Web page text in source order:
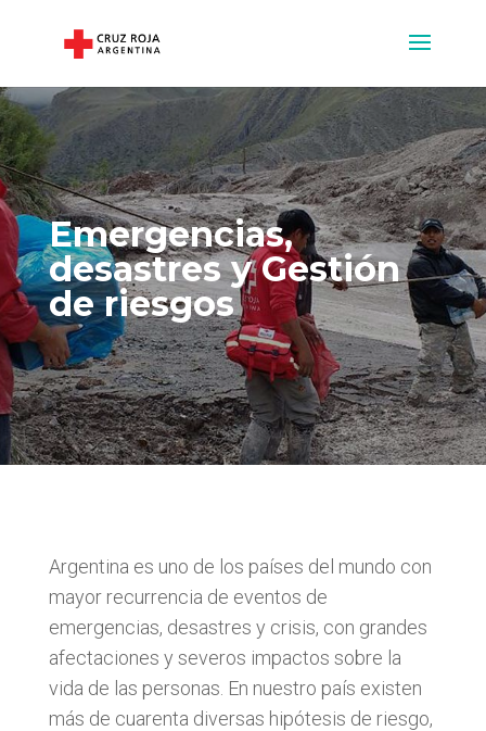
Emergencias,
desastres y Gestión
de riesgos
Argentina es uno de los países del mundo con
mayor recurrencia de eventos de
emergencias, desastres y crisis, con grandes
afectaciones y severos impactos sobre la
vida de las personas. En nuestro país existen
más de cuarenta diversas hipótesis de riesgo,